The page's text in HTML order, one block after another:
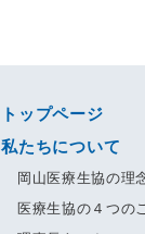
トップページ
私たちについて
岡山医療生協の理
医療生協の４つの